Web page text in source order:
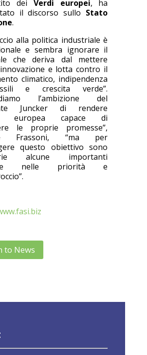
dei Verdi europei, ha
il discorso sullo Stato
.
alla politica industriale è
e sembra ignorare il
che deriva dal mettere
e lotta contro il
climatico, indipendenza
e crescita verde”.
l’ambizione del
Juncker di rendere
europea capace di
le proprie promesse”,
Frassoni, “ma per
questo obiettivo sono
alcune importanti
nelle priorità e
to News